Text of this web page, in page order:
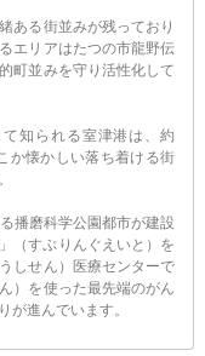
ある街並みが残っており
エリアはたつの市龍野伝
町並みを守り活性化して
知られる室津港は、約
か懐かしい落ち着ける街
播磨科学公園都市が建設
（すぷりんぐえいと）を
しせん）医療センターで
）を使った最先端のがん
が進んでいます。